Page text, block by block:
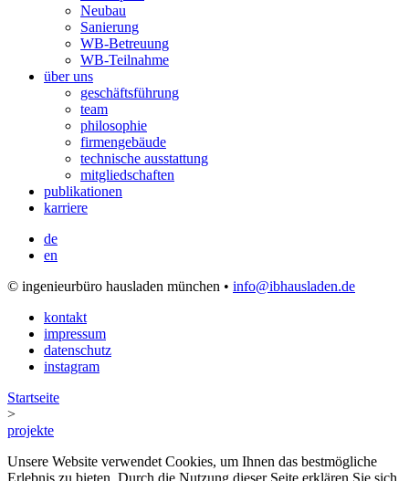
Neubau
Sanierung
WB-Betreuung
WB-Teilnahme
über uns
geschäftsführung
team
philosophie
firmengebäude
technische ausstattung
mitgliedschaften
publikationen
karriere
de
en
© ingenieurbüro hausladen münchen • info@ibhausladen.de
kontakt
impressum
datenschutz
instagram
Startseite
>
projekte
Unsere Website verwendet Cookies, um Ihnen das bestmögliche